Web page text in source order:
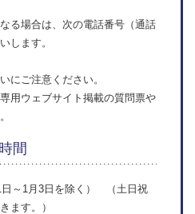
る場合は、次の電話番号（通話
します。
ご注意ください。
ウェブサイト掲載の質問票や
間
～1月3日を除く） （土日祝
ます。）